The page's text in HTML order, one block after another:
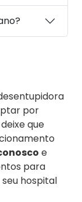
por
que
e
para
hospital